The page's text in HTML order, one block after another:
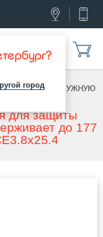
город
/ПОД НАРУЖНУЮ
для защиты
до 177